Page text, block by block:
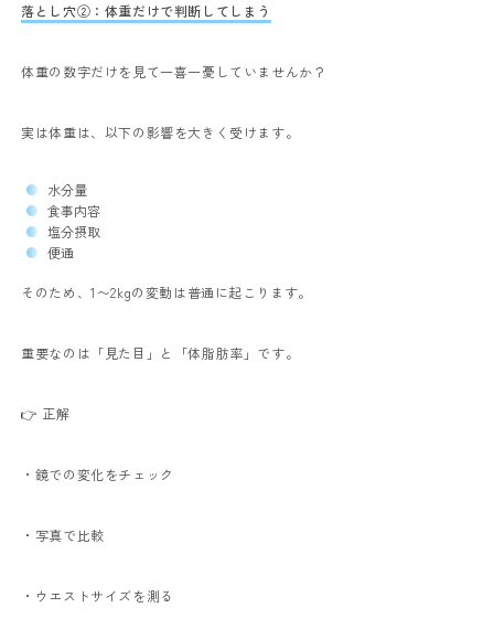
落とし穴②：体重だけで判断してしまう
体重の数字だけを見て一喜一憂していませんか？
実は体重は、以下の影響を大きく受けます。
水分量
食事内容
塩分摂取
便通
そのため、1〜2kgの変動は普通に起こります。
重要なのは「見た目」と「体脂肪率」です。
👉 正解
・鏡での変化をチェック
・写真で比較
・ウエストサイズを測る